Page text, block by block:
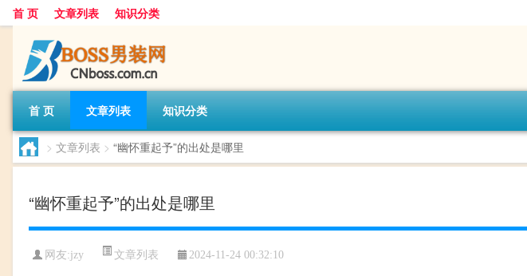
首 页 文章列表 知识分类
首 页 文章列表 知识分类
> 文章列表 > “幽怀重起予”的出处是哪里
“幽怀重起予”的出处是哪里
网友:jzy 文章列表 2024-11-24 00:32:10